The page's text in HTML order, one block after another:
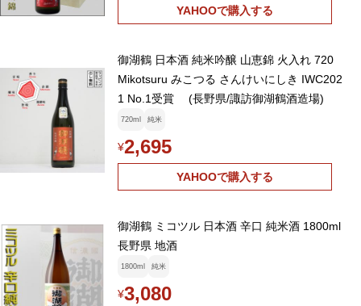
YAHOOで購入する
御湖鶴 日本酒 純米吟醸 山恵錦 火入れ 720
Mikotsuru みこつる さんけいにしき IWC202
1 No.1受賞 (長野県/諏訪御湖鶴酒造場)
720ml 純米
¥2,695
YAHOOで購入する
御湖鶴 ミコツル 日本酒 辛口 純米酒 1800ml
長野県 地酒
1800ml 純米
¥3,080